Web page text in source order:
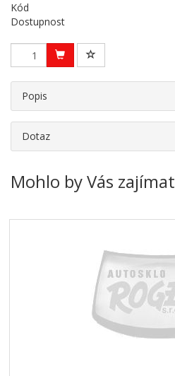
Kód
Dostupnost
Popis
Dotaz
Mohlo by Vás zajímat